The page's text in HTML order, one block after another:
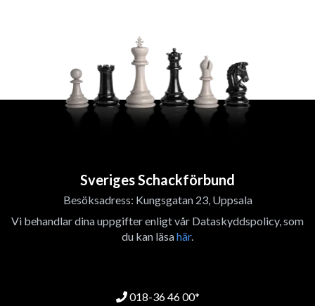
Sveriges Schackförbund
Besöksadress: Kungsgatan 23, Uppsala
Vi behandlar dina uppgifter enligt vår Dataskyddspolicy, som
du kan läsahär.
018-36 46 00*